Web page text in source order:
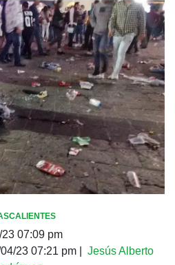
23 07:09 pm
23 07:21 pm
Jesús Alberto